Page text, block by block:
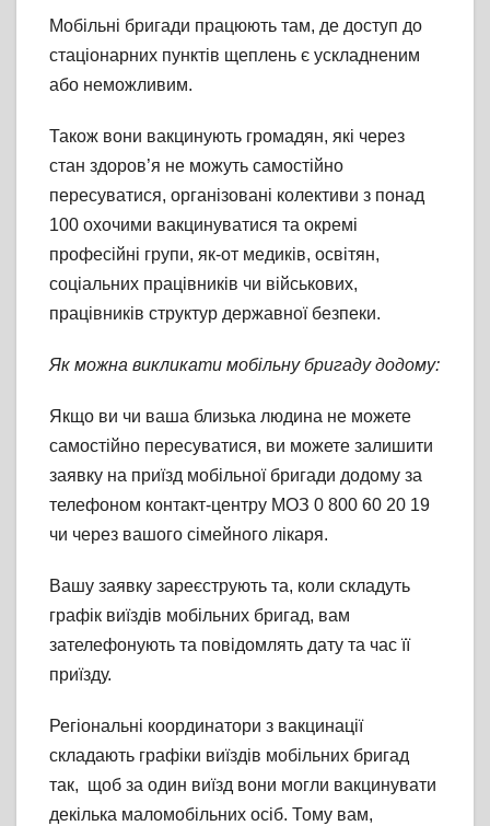
Мобільні бригади працюють там, де доступ до
стаціонарних пунктів щеплень є ускладненим
або неможливим.
Також вони вакцинують громадян, які через
стан здоров’я не можуть самостійно
пересуватися, організовані колективи з понад
100 охочими вакцинуватися та окремі
професійні групи, як-от медиків, освітян,
соціальних працівників чи військових,
працівників структур державної безпеки.
Як можна викликати мобільну бригаду додому:
Якщо ви чи ваша близька людина не можете
самостійно пересуватися, ви можете залишити
заявку на приїзд мобільної бригади додому за
телефоном контакт-центру МОЗ 0 800 60 20 19
чи через вашого сімейного лікаря.
Вашу заявку зареєструють та, коли складуть
графік виїздів мобільних бригад, вам
зателефонують та повідомлять дату та час її
приїзду.
Регіональні координатори з вакцинації
складають графіки виїздів мобільних бригад
так, щоб за один виїзд вони могли вакцинувати
декілька маломобільних осіб. Тому вам,